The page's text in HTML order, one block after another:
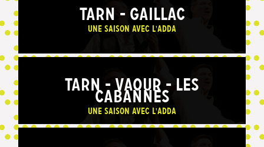
TARN - GAILLAC
Une saison avec l'ADDA
TARN - VAOUR - LES
CABANNES
Une saison avec l'ADDA